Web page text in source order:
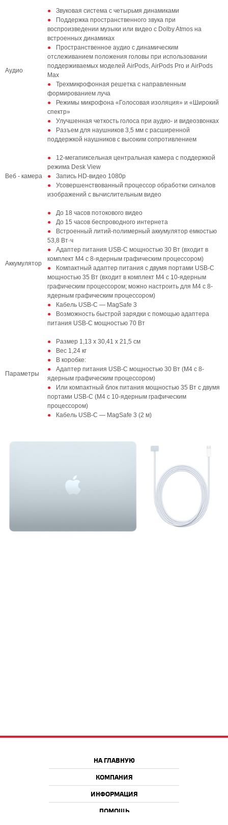
Аудио
Звуковая система с четырьмя динамиками
Поддержка пространственного звука при
воспроизведении музыки или видео с Dolby Atmos на
встроенных динамиках
Пространственное аудио с динамическим
отслеживанием положения головы при использовании
поддерживаемых моделей AirPods, AirPods Pro и AirPods
Max
Трехмикрофонная решетка с направленным
формированием луча
Режимы микрофона «Голосовая изоляция» и «Широкий
спектр»
Улучшенная четкость голоса при аудио- и видеозвонках
Разъем для наушников 3,5 мм с расширенной
поддержкой наушников с высоким сопротивлением
Веб - камера
12-мегапиксельная центральная камера с поддержкой
режима Desk View
Запись HD-видео 1080p
Усовершенствованный процессор обработки сигналов
изображений с вычислительным видео
Аккумулятор
До 18 часов потокового видео
До 15 часов беспроводного интернета
Встроенный литий-полимерный аккумулятор емкостью
53,8 Вт·ч
Адаптер питания USB-C мощностью 30 Вт (входит в
комплект M4 с 8-ядерным графическим процессором)
Компактный адаптер питания с двумя портами USB-C
мощностью 35 Вт (входит в комплект M4 с 10-ядерным
графическим процессором; можно настроить для M4 с 8-
ядерным графическим процессором)
Кабель USB-C — MagSafe 3
Возможность быстрой зарядки с помощью адаптера
питания USB-C мощностью 70 Вт
Параметры
Размер 1,13 х 30,41 х 21,5 см
Вес 1,24 кг
В коробке:
Адаптер питания USB-C мощностью 30 Вт (M4 с 8-
ядерным графическим процессором)
Или компактный блок питания мощностью 35 Вт с двумя
портами USB-C (M4 с 10-ядерным графическим
процессором)
Кабель USB-C — MagSafe 3 (2 м)
НА ГЛАВНУЮ
КОМПАНИЯ
ИНФОРМАЦИЯ
ПОМОЩЬ